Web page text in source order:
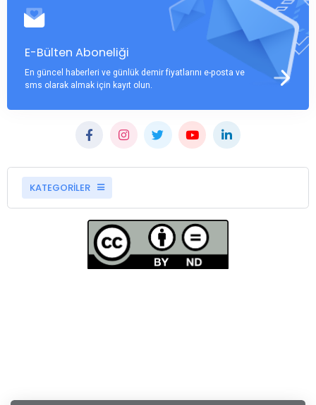
E-Bülten Aboneliği
En güncel haberleri ve günlük demir fiyatlarını e-posta ve
sms olarak almak için kayıt olun.
KATEGORİLER